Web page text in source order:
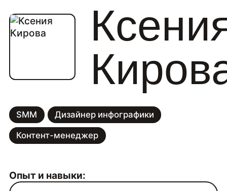
SMM Дизайнер инфографики
Контент-менеджер
Опыт и навыки: